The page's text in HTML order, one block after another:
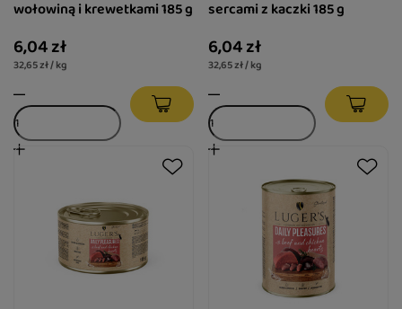
wołowiną i krewetkami 185 g
6,04 zł
32,65 zł / kg
sercami z kaczki 185 g
6,04 zł
32,65 zł / kg